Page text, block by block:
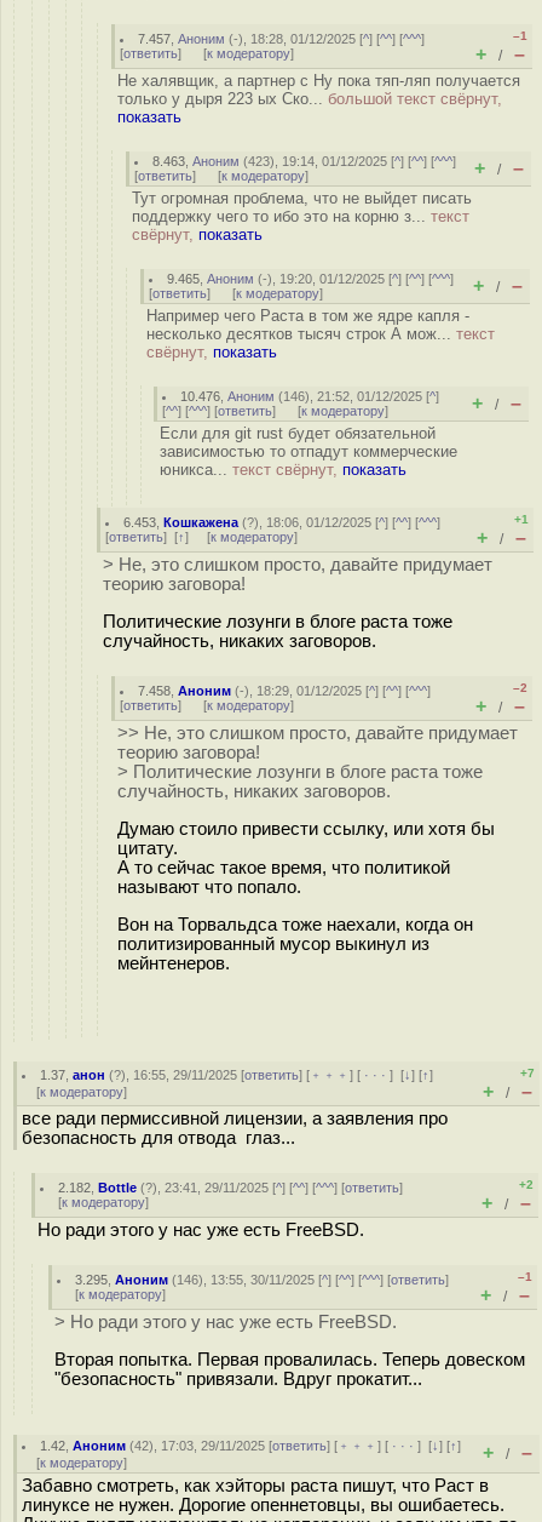
7.457 ,Аноним (-), 18:28, 01/12/2025 [^] [^^] [^^^]
[ответить] [к модератору]
–1
+ / –
Не халявщик, а партнер с Ну пока тяп-ляп получается
только у дыpя 223 ых Ско... большой текст свёрнут,
показать
8.463 ,Аноним (423), 19:14, 01/12/2025 [^] [^^] [^^^]
[ответить] [к модератору] + / –
Тут огромная проблема, что не выйдет писать
поддержку чего то ибо это на корню з... текст
свёрнут, показать
9.465 ,Аноним (-), 19:20, 01/12/2025 [^] [^^] [^^^]
[ответить] [к модератору] + / –
Например чего Раста в том же ядре капля -
несколько десятков тысяч строк А мож... текст
свёрнут, показать
10.476 ,Аноним (146), 21:52, 01/12/2025 [^]
[^^] [^^^] [ответить] [к модератору] + / –
Если для git rust будет обязательной
зависимостью то отпадут коммерческие
юникса... текст свёрнут, показать
6.453 ,Кошкажена (?), 18:06, 01/12/2025 [^] [^^] [^^^]
[ответить] [↑] [к модератору]
+1
+ / –
> Не, это слишком просто, давайте придумает
теорию заговора!
Политические лозунги в блоге раста тоже
случайность, никаких заговоров.
7.458 ,Аноним (-), 18:29, 01/12/2025 [^] [^^] [^^^]
[ответить] [к модератору]
–2
+ / –
>> Не, это слишком просто, давайте придумает
теорию заговора!
> Политические лозунги в блоге раста тоже
случайность, никаких заговоров.
Думаю стоило привести ссылку, или хотя бы
цитату.
А то сейчас такое время, что политикой
называют что попало.
Вон на Торвальдса тоже наехали, когда он
политизированный мусор выкинул из
мейнтенеров.
1.37 ,анон (?), 16:55, 29/11/2025 [ответить] [ ﹢﹢﹢] [ · · ·][↓] [↑]
[к модератору]
+7
+ / –
все ради пермиссивной лицензии, а заявления про
безопасность для отвода глаз...
2.182 ,Bottle (?), 23:41, 29/11/2025 [^] [^^] [^^^] [ответить]
[к модератору]
+2
+ / –
Но ради этого у нас уже есть FreeBSD.
3.295 ,Аноним (146), 13:55, 30/11/2025 [^] [^^] [^^^] [ответить]
[к модератору]
–1
+ / –
> Но ради этого у нас уже есть FreeBSD.
Вторая попытка. Первая провалилась. Теперь довеском
"безопасность" привязали. Вдруг прокатит...
1.42 ,Аноним (42), 17:03, 29/11/2025 [ответить] [ ﹢﹢﹢] [ · · ·][↓] [↑]
[к модератору] + / –
Забавно смотреть, как хэйторы раста пишут, что Раст в
линуксе не нужен. Дорогие опеннетовцы, вы ошибаетесь.